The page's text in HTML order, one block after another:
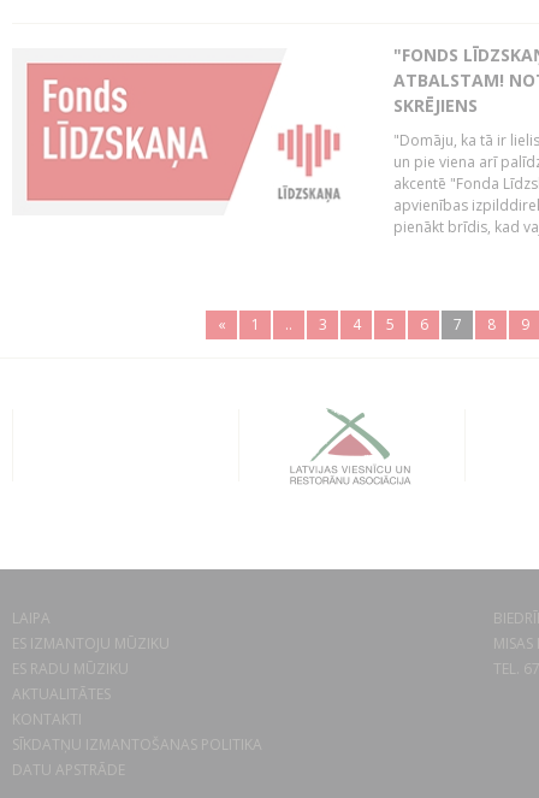
"FONDS
ATBALSTAM!
SKRĒJIENS
"Domāju, ka tā ir
un pie viena arī
akcentē "Fonda
apvienības
pienākt brīdis, kad
« 1 .. 3 4 5 6 7 8 9
LAIPA
ES IZMANTOJU MŪZIKU
ES RADU MŪZIKU
AKTUALITĀTES
KONTAKTI
SĪKDATŅU IZMANTOŠANAS POLITIKA
DATU APSTRĀDE
TEL.